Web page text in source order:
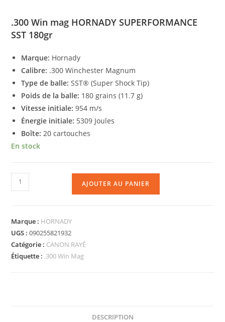
.300 Win mag HORNADY SUPERFORMANCE
SST 180gr
Marque: Hornady
Calibre: .300 Winchester Magnum
Type de balle: SST® (Super Shock Tip)
Poids de la balle: 180 grains (11.7 g)
Vitesse initiale: 954 m/s
Énergie initiale: 5309 Joules
Boîte: 20 cartouches
En stock
AJOUTER AU PANIER
Marque : HORNADY
UGS :090255821932
Catégorie : CANON RAYÉ
Étiquette : .300 Win Mag
DESCRIPTION